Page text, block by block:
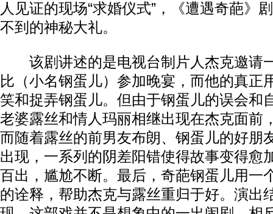
人见证的现场“求婚仪式”，《遭遇奇葩》
不到的神秘大礼。
该剧讲述的是电视台制片人杰克邀请
比（小名钢蛋儿）参加晚宴，而他的真正
笑和捉弄钢蛋儿。但由于钢蛋儿的误会和
老婆露丝和情人玛丽相继出现在杰克面前
而随着露丝的前男友布朗、钢蛋儿的好朋
出现，一系列的阴差阳错使得故事变得愈
百出，尴尬不断。最后，奇葩钢蛋儿用一
的诠释，帮助杰克与露丝重归于好。演出